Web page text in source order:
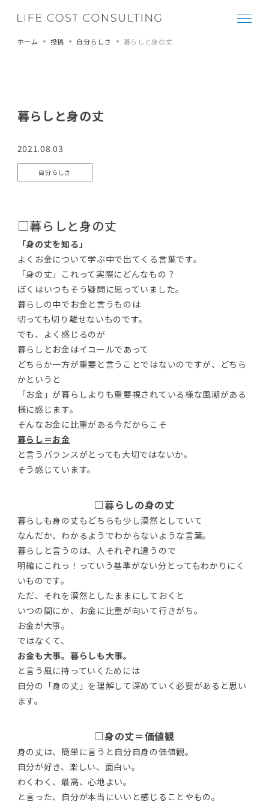
ホーム 投稿 自分らしさ 暮らしと身の丈
暮らしと身の丈
2021.08.03
自分らしさ
□暮らしと身の丈
「身の丈を知る」
よくお金について学ぶ中で出てくる言葉です。
「身の丈」これって実際にどんなもの？
ぼくはいつもそう疑問に思っていました。
暮らしの中でお金と言うものは
切っても切り離せないものです。
でも、よく感じるのが
暮らしとお金はイコールであって
どちらか一方が重要と言うことではないのですが、どちら
かというと
「お金」が暮らしよりも重要視されている様な風潮がある
様に感じます。
そんなお金に比重がある今だからこそ
暮らし＝お金
と言うバランスがとっても大切ではないか。
そう感じています。
□暮らしの身の丈
暮らしも身の丈もどちらも少し漠然としていて
なんだか、わかるようでわからないような言葉。
暮らしと言うのは、人それぞれ違うので
明確にこれっ！っていう基準がない分とってもわかりにく
いものです。
ただ、それを漠然としたままにしておくと
いつの間にか、お金に比重が向いて行きがち。
お金が大事。
ではなくて、
お金も大事。暮らしも大事。
と言う風に持っていくためには
自分の「身の丈」を理解して深めていく必要があると思い
ます。
□身の丈＝価値観
身の丈は、簡単に言うと自分自身の価値観。
自分が好き、楽しい、面白い。
わくわく、最高、心地よい。
と言った、自分が本当にいいと感じることやもの。